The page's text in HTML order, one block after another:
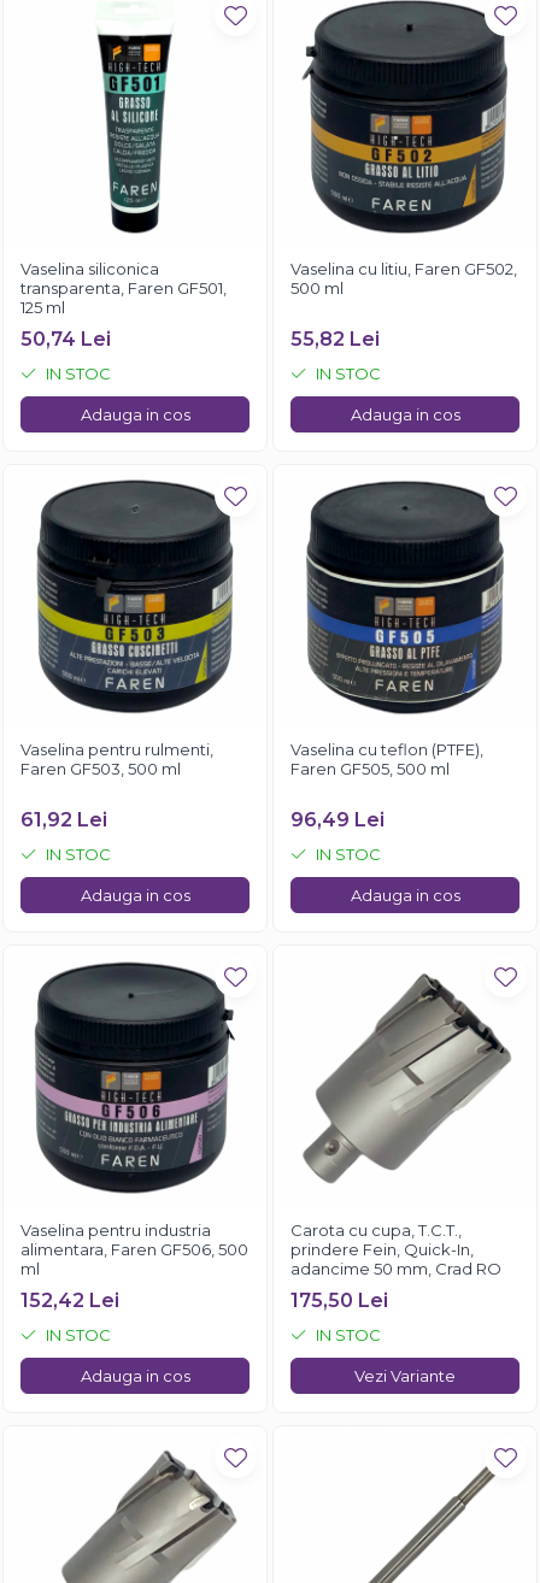
Vaselina siliconica
transparenta, Faren GF501,
125 ml
50,74 Lei
IN STOC
Adauga in cos
Vaselina cu litiu, Faren GF502,
500 ml
55,82 Lei
IN STOC
Adauga in cos
Vaselina pentru rulmenti,
Faren GF503, 500 ml
61,92 Lei
IN STOC
Adauga in cos
Vaselina cu teflon (PTFE),
Faren GF505, 500 ml
96,49 Lei
IN STOC
Adauga in cos
Vaselina pentru industria
alimentara, Faren GF506, 500
ml
152,42 Lei
IN STOC
Adauga in cos
Carota cu cupa, T.C.T.,
prindere Fein, Quick-In,
adancime 50 mm, Crad RO
175,50 Lei
IN STOC
Vezi Variante